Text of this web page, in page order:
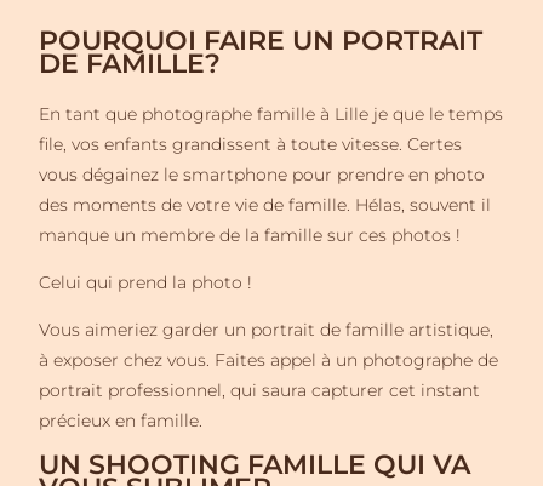
POURQUOI FAIRE UN PORTRAIT
DE FAMILLE?
En tant que photographe famille à Lille je que le temps
file, vos enfants grandissent à toute vitesse. Certes
vous dégainez le smartphone pour prendre en photo
des moments de votre vie de famille. Hélas, souvent il
manque un membre de la famille sur ces photos !
Celui qui prend la photo !
Vous aimeriez garder un portrait de famille artistique,
à exposer chez vous. Faites appel à un photographe de
portrait professionnel, qui saura capturer cet instant
précieux en famille.
UN SHOOTING FAMILLE QUI VA